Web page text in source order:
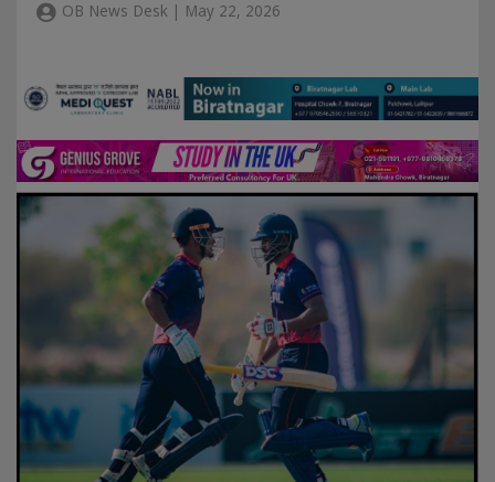
OB News Desk | May 22, 2026